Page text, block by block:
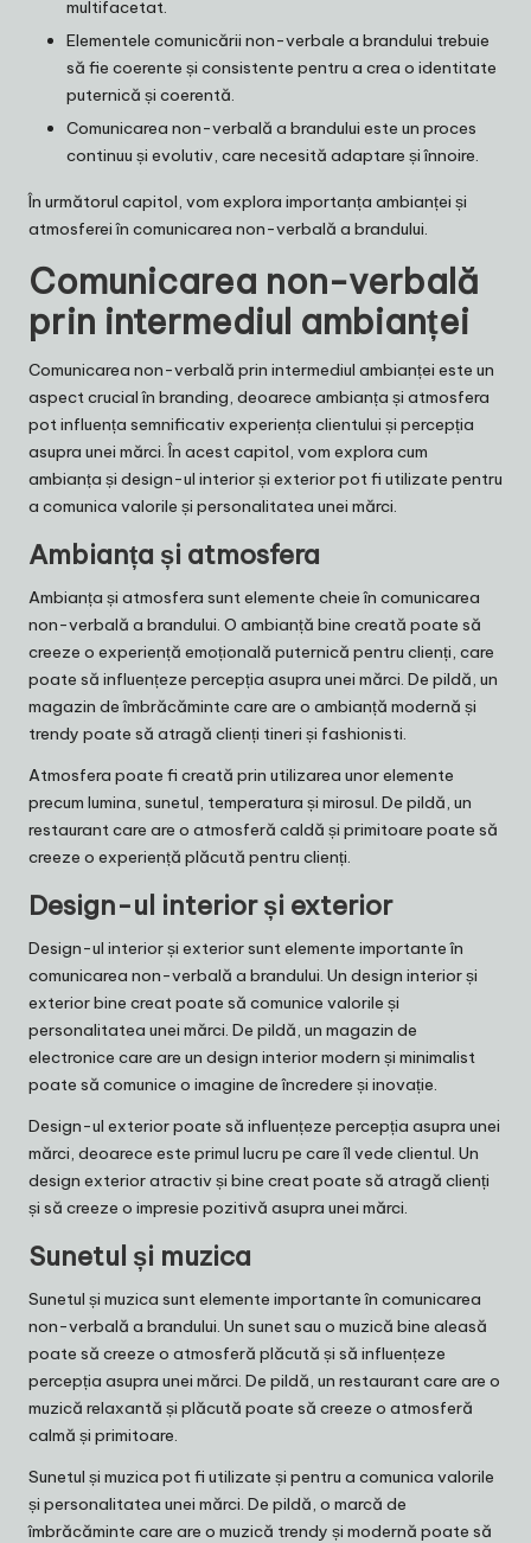
multifacetat.
Elementele comunicării non-verbale a brandului trebuie
să fie coerente și consistente pentru a crea o identitate
puternică și coerentă.
Comunicarea non-verbală a brandului este un proces
continuu și evolutiv, care necesită adaptare și înnoire.
În următorul capitol, vom explora importanța ambianței și
atmosferei în comunicarea non-verbală a brandului.
Comunicarea non-verbală
prin intermediul ambianței
Comunicarea non-verbală prin intermediul ambianței este un
aspect crucial în branding, deoarece ambianța și atmosfera
pot influența semnificativ experiența clientului și percepția
asupra unei mărci. În acest capitol, vom explora cum
ambianța și design-ul interior și exterior pot fi utilizate pentru
a comunica valorile și personalitatea unei mărci.
Ambianța și atmosfera
Ambianța și atmosfera sunt elemente cheie în comunicarea
non-verbală a brandului. O ambianță bine creată poate să
creeze o experiență emoțională puternică pentru clienți, care
poate să influențeze percepția asupra unei mărci. De pildă, un
magazin de îmbrăcăminte care are o ambianță modernă și
trendy poate să atragă clienți tineri și fashionisti.
Atmosfera poate fi creată prin utilizarea unor elemente
precum lumina, sunetul, temperatura și mirosul. De pildă, un
restaurant care are o atmosferă caldă și primitoare poate să
creeze o experiență plăcută pentru clienți.
Design-ul interior și exterior
Design-ul interior și exterior sunt elemente importante în
comunicarea non-verbală a brandului. Un design interior și
exterior bine creat poate să comunice valorile și
personalitatea unei mărci. De pildă, un magazin de
electronice care are un design interior modern și minimalist
poate să comunice o imagine de încredere și inovație.
Design-ul exterior poate să influențeze percepția asupra unei
mărci, deoarece este primul lucru pe care îl vede clientul. Un
design exterior atractiv și bine creat poate să atragă clienți
și să creeze o impresie pozitivă asupra unei mărci.
Sunetul și muzica
Sunetul și muzica sunt elemente importante în comunicarea
non-verbală a brandului. Un sunet sau o muzică bine aleasă
poate să creeze o atmosferă plăcută și să influențeze
percepția asupra unei mărci. De pildă, un restaurant care are o
muzică relaxantă și plăcută poate să creeze o atmosferă
calmă și primitoare.
Sunetul și muzica pot fi utilizate și pentru a comunica valorile
și personalitatea unei mărci. De pildă, o marcă de
îmbrăcăminte care are o muzică trendy și modernă poate să